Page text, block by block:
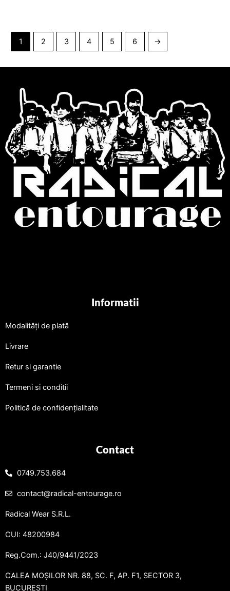
1 2 3 4 5 6 →
Informatii
Modalități de plată
Livrare
Retur si garantie
Termeni si conditii
Politică de confidențialitate
Contact
0749.753.684
contact@radical-entourage.ro
Radical Wear S.R.L.
CUI: 48200984
Reg.Com.: J40/9441/2023
CALEA MOȘILOR NR. 88, SC. F, AP. F1, SECTOR 3,
BUCUREȘTI